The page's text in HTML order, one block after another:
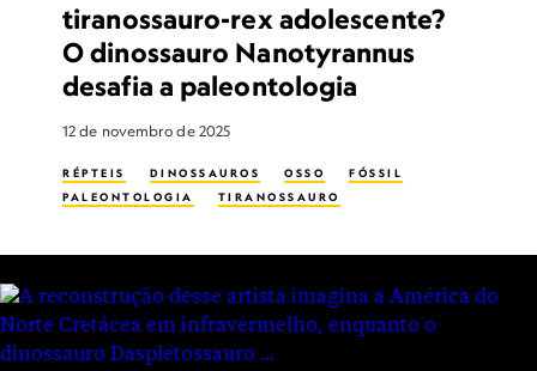
tiranossauro-rex adolescente?
O dinossauro Nanotyrannus
desafia a paleontologia
12 de novembro de 2025
RÉPTEIS DINOSSAUROS OSSO
FÓSSIL
PALEONTOLOGIA
TIRANOSSAURO